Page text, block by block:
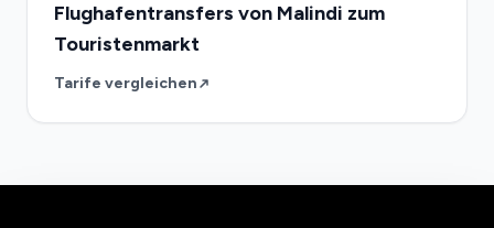
Flughafentransfers von Malindi zum
Touristenmarkt
Tarife vergleichen